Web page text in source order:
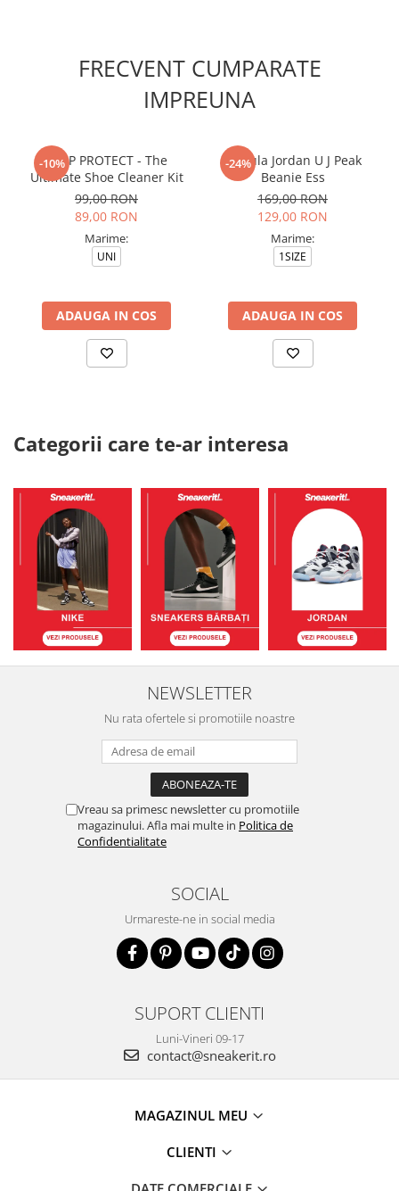
FRECVENT CUMPARATE
IMPREUNA
-10%
CREP PROTECT - The
Ultimate Shoe Cleaner Kit
99,00 RON
89,00 RON
Marime:
UNI
ADAUGA IN COS
-24%
Caciula Jordan U J Peak
Beanie Ess
169,00 RON
129,00 RON
Marime:
1SIZE
ADAUGA IN COS
Categorii care te-ar interesa
NEWSLETTER
Nu rata ofertele si promotiile noastre
Vreau sa primesc newsletter cu promotiile
magazinului. Afla mai multe in Politica de
Confidentialitate
SOCIAL
Urmareste-ne in social media
SUPORT CLIENTI
Luni-Vineri 09-17
contact@sneakerit.ro
MAGAZINUL MEU
CLIENTI